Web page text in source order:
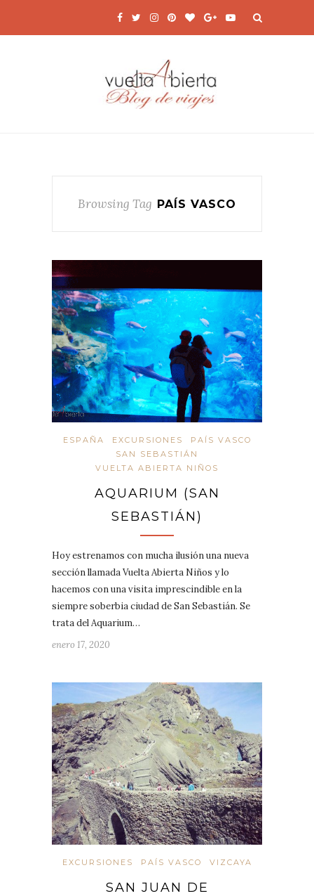
Browsing Tag PAÍS VASCO
ESPAÑA EXCURSIONES
PAÍS VASCO
SAN SEBASTIÁN
VUELTA ABIERTA NIÑOS
AQUARIUM (SAN
SEBASTIÁN)
Hoy estrenamos con mucha ilusión una nueva
sección llamada Vuelta Abierta Niños y lo
hacemos con una visita imprescindible en la
siempre soberbia ciudad de San Sebastián. Se
trata del Aquarium…
enero 17, 2020
EXCURSIONES PAÍS VASCO VIZCAYA
SAN JUAN DE